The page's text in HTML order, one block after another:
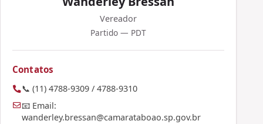
Vereador
Partido — PDT
Contatos
📞 (11) 4788-9309 / 4788-9310
📧 Email:
wanderley.bressan@camarataboao.sp.gov.br